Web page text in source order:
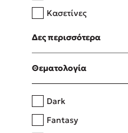
Πάνω, κάτω,
Η μέθοδος
Κασετίνες
Λευκώματα -
Μαγειρική
Δες περισσότερα
Θεματολογία
Dark
Fantasy